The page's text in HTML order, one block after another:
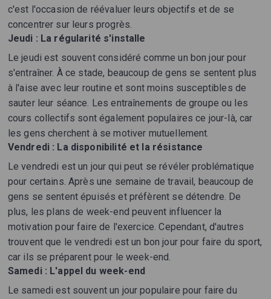
c'est l'occasion de réévaluer leurs objectifs et de se
concentrer sur leurs progrès.
Jeudi : La régularité s'installe
Le jeudi est souvent considéré comme un bon jour pour
s'entraîner. À ce stade, beaucoup de gens se sentent plus
à l'aise avec leur routine et sont moins susceptibles de
sauter leur séance. Les entraînements de groupe ou les
cours collectifs sont également populaires ce jour-là, car
les gens cherchent à se motiver mutuellement.
Vendredi : La disponibilité et la résistance
Le vendredi est un jour qui peut se révéler problématique
pour certains. Après une semaine de travail, beaucoup de
gens se sentent épuisés et préfèrent se détendre. De
plus, les plans de week-end peuvent influencer la
motivation pour faire de l'exercice. Cependant, d'autres
trouvent que le vendredi est un bon jour pour faire du sport,
car ils se préparent pour le week-end.
Samedi : L'appel du week-end
Le samedi est souvent un jour populaire pour faire du